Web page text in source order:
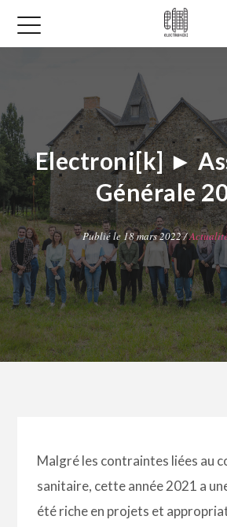
Electroni[k] ►
Générale
Publié le 18 mars 2022 /
Malgré les contraintes liées au
sanitaire, cette année 2021 a
été riche en projets et